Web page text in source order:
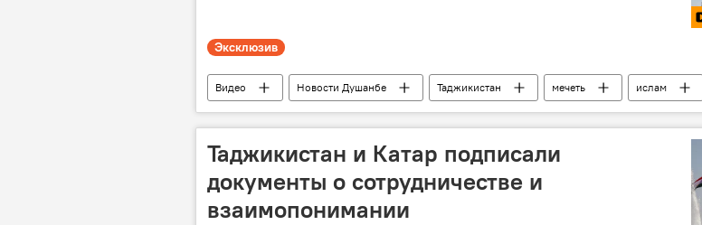
Эксклюзив
Видео Новости Душанбе Таджикистан мечеть ислам
Таджикистан и Катар подписали
документы о сотрудничестве и
взаимопонимании